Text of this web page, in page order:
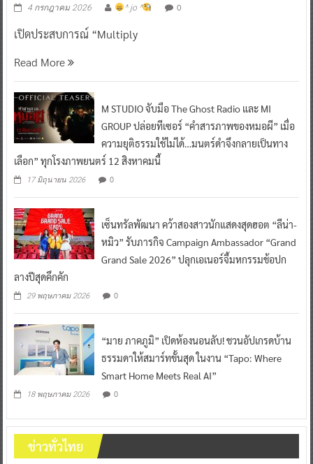
4 กรกฎาคม 2026 ^ jo ^ 0
เปิดประสบการณ์ “Multiply
Read More
M STUDIO จับมือ The Ghost Radio และ MI
GROUP ปล่อยทีเซอร์ “คำสารภาพของหมอผี” เมื่อ
ความยุติธรรมใช้ไม่ได้…มนตร์ดำจึงกลายเป็นทาง
เลือก” ทุกโรงภาพยนตร์ 12 สิงหาคมนี้
17 มิถุนายน 2026 0
เซ็นทรัลพัฒนา คว้าสองสาวนักแสดงสุดฮอต “ลีน่า-
หมิว” รับภารกิจ Campaign Ambassador “Grand
Grand Sale 2026” ปลุกเอเนอร์จี้มหกรรมช้อปก
ลางปีสุดคึกคัก
29 พฤษภาคม 2026 0
“มาย ภาคภูมิ” เปิดห้องนอนลับ! ชวนอัปเกรดบ้าน
ธรรมดาให้สมาร์ทขั้นสุด ในงาน “Tapo: Where
Smart Home Meets Real AI”
18 พฤษภาคม 2026 0
ข่าวทั่วไทย